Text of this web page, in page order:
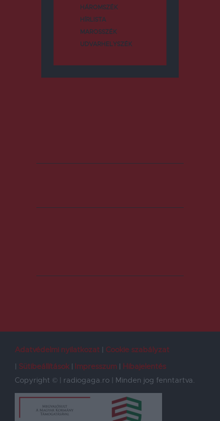
HÁROMSZÉK
HÍRLISTA
MAROSSZÉK
UDVARHELYSZÉK
Adatvédelmi nyilatkozat
Cookie szabályzat
Sütibeállítások
Impresszum
Hibajelentés
Copyright © | radiogaga.ro | Minden jog fenntartva.